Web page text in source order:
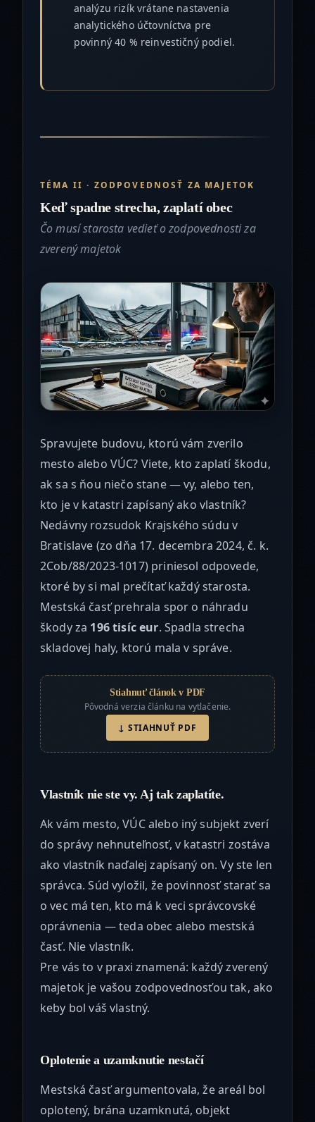
analýzu rizík vrátane nastavenia
analytického účtovníctva pre
povinný 40 % reinvestičný podiel.
TÉMA II · ZODPOVEDNOSŤ ZA MAJETOK
Keď spadne strecha, zaplatí obec
Čo musí starosta vedieť o zodpovednosti za
zverený majetok
Spravujete budovu, ktorú vám zverilo
mesto alebo VÚC? Viete, kto zaplatí škodu,
ak sa s ňou niečo stane — vy, alebo ten,
kto je v katastri zapísaný ako vlastník?
Nedávny rozsudok Krajského súdu v
Bratislave (zo dňa 17. decembra 2024, č. k.
2Cob/88/2023-1017) priniesol odpovede,
ktoré by si mal prečítať každý starosta.
Mestská časť prehrala spor o náhradu
škody za 196 tisíc eur. Spadla strecha
skladovej haly, ktorú mala v správe.
Stiahnuť článok v PDF
Pôvodná verzia článku na vytlačenie.
↓ STIAHNUŤ PDF
Vlastník nie ste vy. Aj tak zaplatíte.
Ak vám mesto, VÚC alebo iný subjekt zverí
do správy nehnuteľnosť, v katastri zostáva
ako vlastník naďalej zapísaný on. Vy ste len
správca. Súd vyložil, že povinnosť starať sa
o vec má ten, kto má k veci správcovské
oprávnenia — teda obec alebo mestská
časť. Nie vlastník.
Pre vás to v praxi znamená: každý zverený
majetok je vašou zodpovednosťou tak, ako
keby bol váš vlastný.
Oplotenie a uzamknutie nestačí
Mestská časť argumentovala, že areál bol
oplotený, brána uzamknutá, objekt